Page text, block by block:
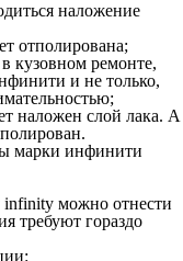
наложение
отполирована;
кузовном ремонте,
и не только,
наложен слой лака. А
марки инфинити
можно отнести
требуют гораздо